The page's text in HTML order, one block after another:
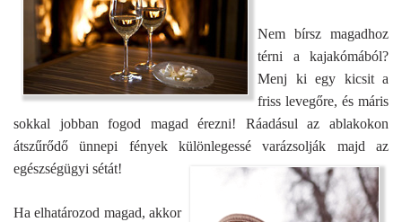
Nem bírsz magadhoz
térni a kajakómából?
Menj ki egy kicsit a
friss levegőre, és máris
sokkal jobban fogod magad érezni! Ráadásul az ablakokon
átszűrődő ünnepi fények különlegessé varázsolják majd az
egészségügyi sétát!
Ha elhatározod magad, akkor